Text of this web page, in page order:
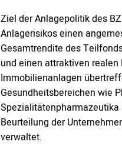
Ziel der Anlagepolitik des
Anlagerisikos einen
Gesamtrendite des
und einen attraktiven
Immobilienanlagen
Gesundheitsbereichen wie
Beurteilung der
verwaltet.